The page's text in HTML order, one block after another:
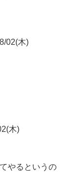
02(木)
木)
やるというの